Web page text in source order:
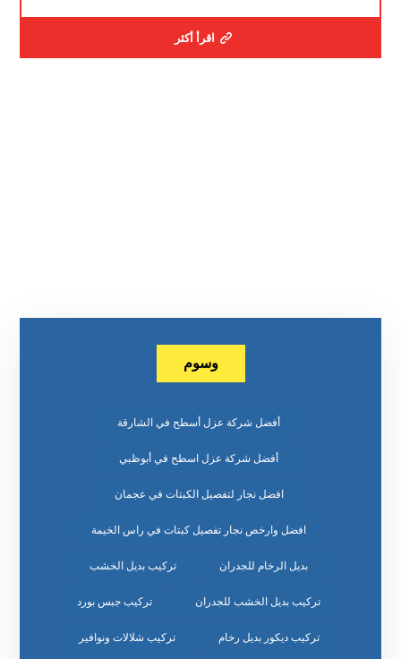
اقرأ أكثر
وسوم
أفضل شركة عزل أسطح في الشارقة
أفضل شركة عزل اسطح في أبوظبي
افضل نجار لتفصيل الكبتات في عجمان
افضل وارخص نجار تفصيل كبتات في راس الخيمة
بديل الرخام للجدران تركيب بديل الخشب
تركيب بديل الخشب للجدران تركيب جبس بورد
تركيب ديكور بديل رخام تركيب شلالات ونوافير